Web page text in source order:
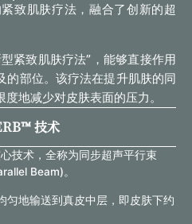
致肌肤疗法，融合了创新的超
紧致肌肤疗法”，能够直接作用
部位。该疗法在提升肌肤的同
地减少对皮肤表面的压力。
技术
技术，全称为同步超声平行束
Beam)。
匀地输送到真皮中层，即皮肤下约